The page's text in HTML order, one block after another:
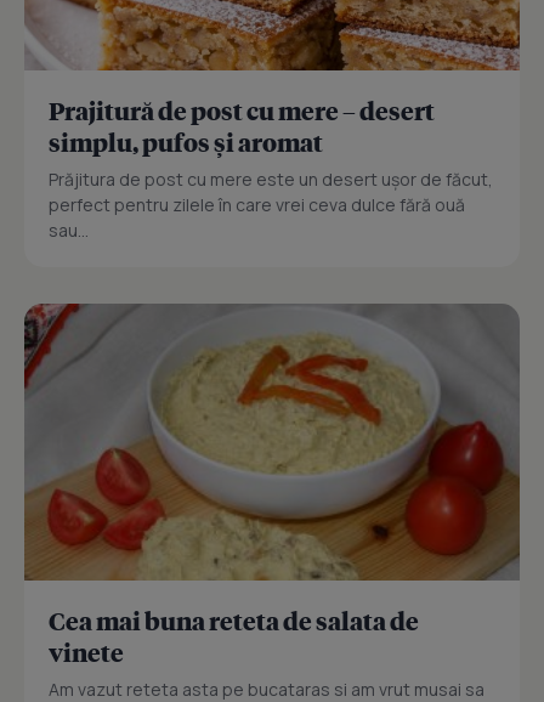
Prajitură de post cu mere – desert
simplu, pufos și aromat
Prăjitura de post cu mere este un desert ușor de făcut,
perfect pentru zilele în care vrei ceva dulce fără ouă
sau...
Cea mai buna reteta de salata de
vinete
Am vazut reteta asta pe bucataras si am vrut musai sa